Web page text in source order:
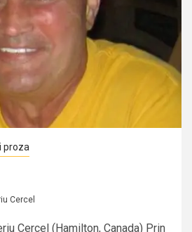
proza
Cercel
Cercel (Hamilton, Canada) Prin